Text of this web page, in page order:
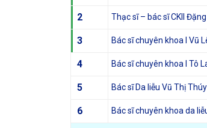
2 Thạc sĩ – bác sĩ CKII
3 Bác sĩ chuyên khoa I Vũ
4 Bác sĩ chuyên khoa I Tô
5 Bác sĩ Da liễu Vũ Thị
6 Bác sĩ chuyên khoa da